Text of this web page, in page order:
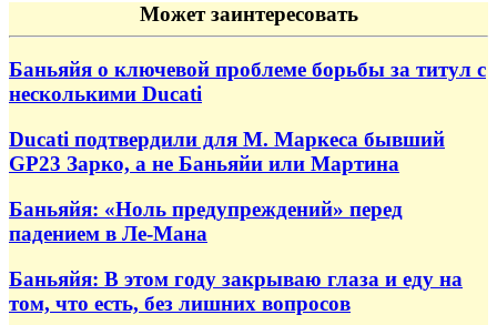
Может заинтересовать
Баньяйя о ключевой проблеме борьбы за титул с
несколькими Ducati
Ducati подтвердили для М. Маркеса бывший
GP23 Зарко, а не Баньяйи или Мартина
Баньяйя: «Ноль предупреждений» перед
падением в Ле-Мана
Баньяйя: В этом году закрываю глаза и еду на
том, что есть, без лишних вопросов